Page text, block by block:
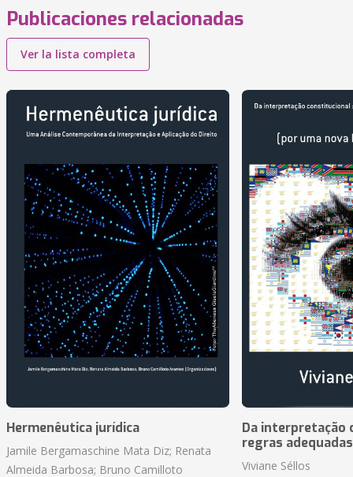
Publicaciones relacionadas
Ver la lista completa
Hermenêutica jurídica
Jamile Bergamaschine Mata Diz; Renata
Almeida Barbosa; Bruno Camilloto
Da interpretação
regras
Viviane Séllos